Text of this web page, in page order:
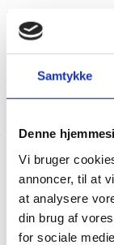
Samtykke
Denne
Vi bruger
annoncer, til at
at analysere
din brug af
for sociale
Der er RIMS på 13″
Der medfølger
på stativ.
Trommerne er
slag og resonant
– Tamskind: D57
– Stortromme
Finish: Cobber
Trommerne er